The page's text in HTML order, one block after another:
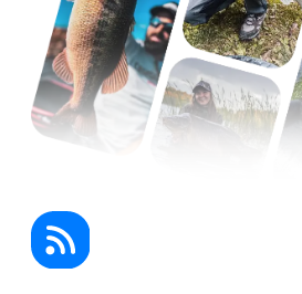
Блог
За приложението
Business